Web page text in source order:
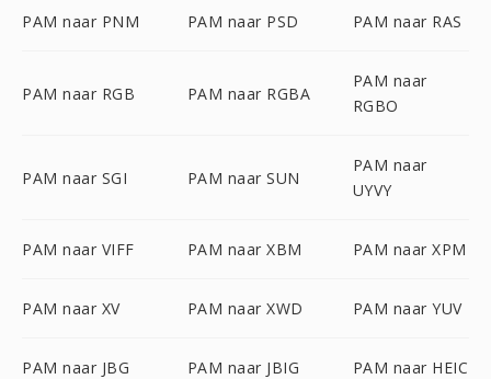
PAM naar PNM PAM naar PSD PAM naar RAS
PAM naar RGB PAM naar RGBA
PAM naar
RGBO
PAM naar SGI PAM naar SUN
PAM naar
UYVY
PAM naar VIFF PAM naar XBM PAM naar XPM
PAM naar XV PAM naar XWD PAM naar YUV
PAM naar JBG PAM naar JBIG PAM naar HEIC